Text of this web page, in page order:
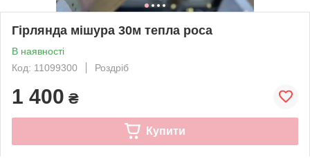
Гірлянда мішура 30м тепла роса
В наявності
Код: 11099300
Роздріб
1 400 ₴
Купити